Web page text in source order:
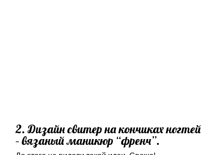
2. Дизайн свитер на кончиках ногтей
– вязаный маникюр “френч”.